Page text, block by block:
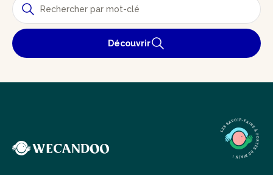
Découvrir